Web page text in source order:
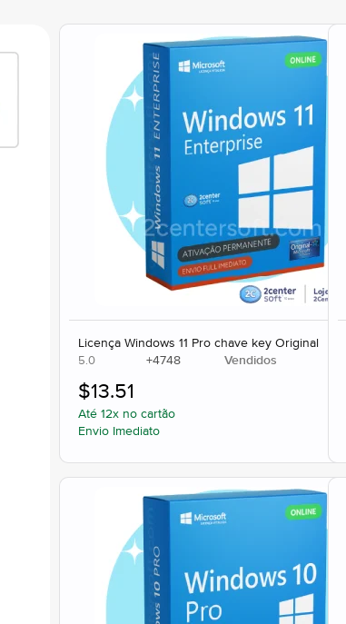
Licença Windows 11 Pro chave key Original
5.0 +4748 Vendidos
Até 12x no cartão
Envio Imediato
$13.51